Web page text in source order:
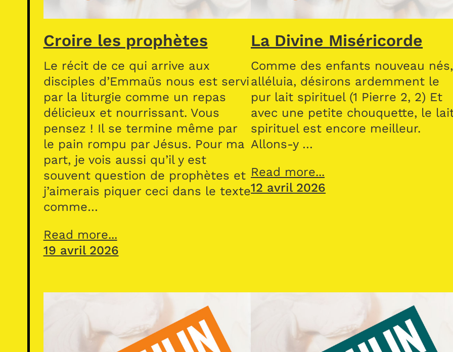
Croire les prophètes
Le récit de ce qui arrive aux
disciples d’Emmaüs nous est servi
par la liturgie comme un repas
délicieux et nourrissant. Vous
pensez ! Il se termine même par
le pain rompu par Jésus. Pour ma
part, je vois aussi qu’il y est
souvent question de prophètes et
j’aimerais piquer ceci dans le texte
comme…
Read more...
19 avril 2026
La Divine Miséricorde
Comme des enfants nouveau nés,
alléluia, désirons ardemment le
pur lait spirituel (1 Pierre 2, 2) Et
avec une petite chouquette, le
spirituel est encore meilleur.
Allons-y …
Read more...
12 avril 2026